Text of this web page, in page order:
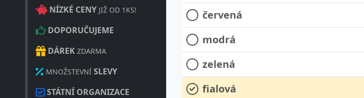
NÍZKÉ CENY JIŽ OD 1KS!
DOPORUČUJEME
DÁREK ZDARMA
MNOŽSTEVNÍ SLEVY
STÁTNÍ ORGANIZACE
červená
modrá
zelená
fialová